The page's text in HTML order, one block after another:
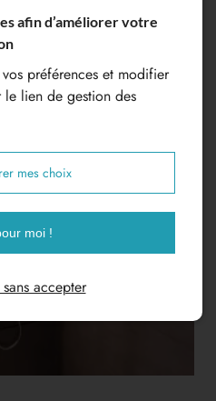
afin d’améliorer votre
préférences et modifier
lien de gestion des
mes choix
moi !
accepter